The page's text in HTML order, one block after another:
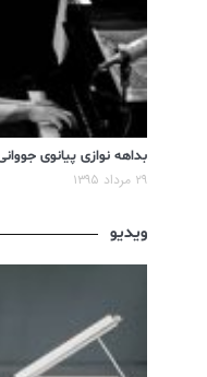
بداهه نوازی پیانوی
۲۹ مرداد ۱۳۹۵
ویدیو